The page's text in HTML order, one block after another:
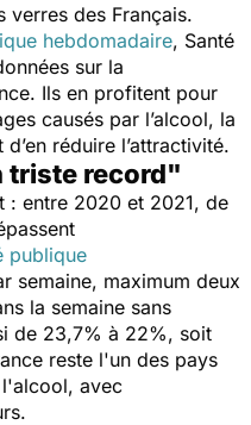
verres des Français.
hebdomadaire, Santé
sur la
Ils en profitent pour
causés par l’alcool, la
d’en réduire l’attractivité.
triste record"
: entre 2020 et 2021, de
publique
semaine, maximum deux
la semaine sans
de 23,7% à 22%, soit
reste l'un des pays
avec